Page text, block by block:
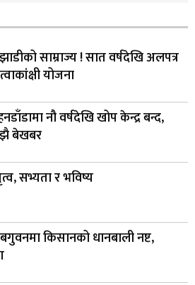
साम्राज्य ! सात वर्षदेखि अलपत्र
योजना
नौ वर्षदेखि खोप केन्द्र बन्द,
बेखबर
सभ्यता र भविष्य
किसानको धानबाली नष्ट,